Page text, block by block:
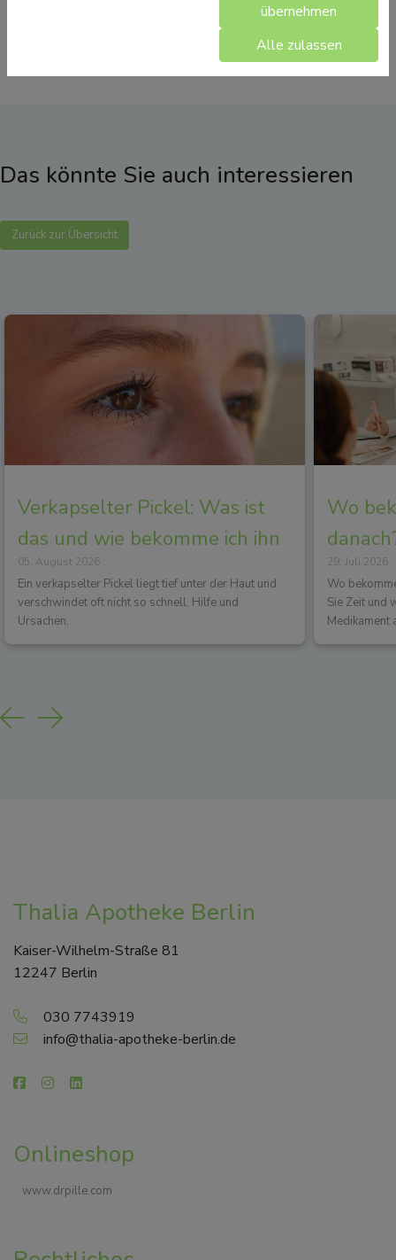
Das könnte Sie auch interessieren
Zurück zur Übersicht
Verkapselter Pickel: Was ist
das und wie bekomme ich ihn
los?
05. August 2026
Ein verkapselter Pickel liegt tief unter der Haut und
verschwindet oft nicht so schnell. Hilfe und
Ursachen.
Wo
29. Juli 2026
Wo
Sie Zeit und
Medikament
Previous
Next
Thalia Apotheke Berlin
Kaiser-Wilhelm-Straße 81
12247 Berlin
030 7743919
info@thalia-apotheke-berlin.de
Onlineshop
www.drpille.com
übernehmen
Alle zulassen